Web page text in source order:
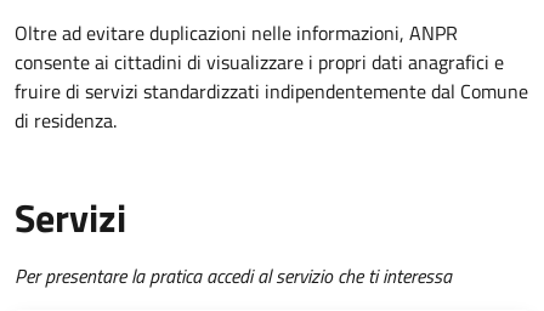
Oltre ad evitare duplicazioni nelle informazioni, ANPR
consente ai cittadini di visualizzare i propri dati anagrafici e
fruire di servizi standardizzati indipendentemente dal Comune
di residenza.
Servizi
Per presentare la pratica accedi al servizio che ti interessa